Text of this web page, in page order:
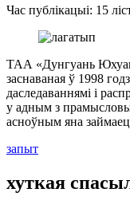
Час публікацыі: 15
ТАА «Дунгуань
заснаваная ў 1998
даследаваннямі і
у адным з
асноўным яна
запыт
хуткая